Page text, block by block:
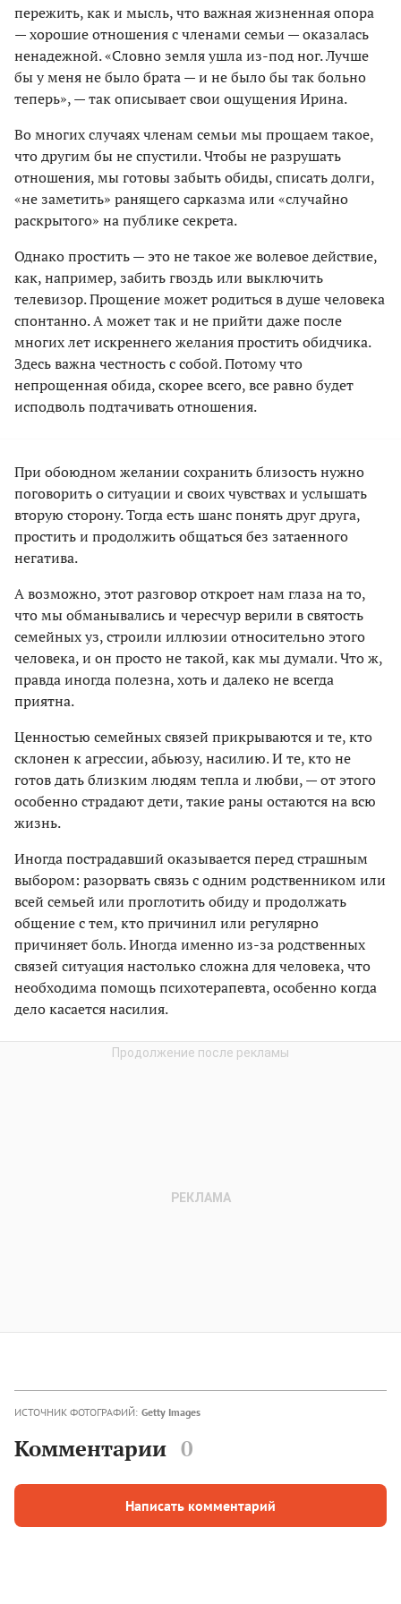
пережить, как и мысль, что важная жизненная опора
— хорошие отношения с членами семьи — оказалась
ненадежной. «Словно земля ушла из-под ног. Лучше
бы у меня не было брата — и не было бы так больно
теперь», — так описывает свои ощущения Ирина.
Во многих случаях членам семьи мы прощаем такое,
что другим бы не спустили. Чтобы не разрушать
отношения, мы готовы забыть обиды, списать долги,
«не заметить» ранящего сарказма или «случайно
раскрытого» на публике секрета.
Однако простить — это не такое же волевое действие,
как, например, забить гвоздь или выключить
телевизор. Прощение может родиться в душе человека
спонтанно. А может так и не прийти даже после
многих лет искреннего желания простить обидчика.
Здесь важна честность с собой. Потому что
непрощенная обида, скорее всего, все равно будет
исподволь подтачивать отношения.
При обоюдном желании сохранить близость нужно
поговорить о ситуации и своих чувствах и услышать
вторую сторону. Тогда есть шанс понять друг друга,
простить и продолжить общаться без затаенного
негатива.
А возможно, этот разговор откроет нам глаза на то,
что мы обманывались и чересчур верили в святость
семейных уз, строили иллюзии относительно этого
человека, и он просто не такой, как мы думали. Что ж,
правда иногда полезна, хоть и далеко не всегда
приятна.
Ценностью семейных связей прикрываются и те, кто
склонен к агрессии, абьюзу, насилию. И те, кто не
готов дать близким людям тепла и любви, — от этого
особенно страдают дети, такие раны остаются на всю
жизнь.
Иногда пострадавший оказывается перед страшным
выбором: разорвать связь с одним родственником или
всей семьей или проглотить обиду и продолжать
общение с тем, кто причинил или регулярно
причиняет боль. Иногда именно из-за родственных
связей ситуация настолько сложна для человека, что
необходима помощь психотерапевта, особенно когда
дело касается насилия.
ИСТОЧНИК ФОТОГРАФИЙ: Getty Images
Комментарии 0
Написать комментарий